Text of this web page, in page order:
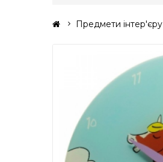
Предмети інтер'єру